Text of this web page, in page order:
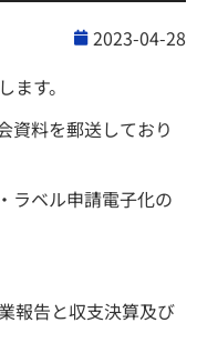
2023-04-28
す。
資料を郵送しており
ラベル申請電子化の
す。
と収支決算及び